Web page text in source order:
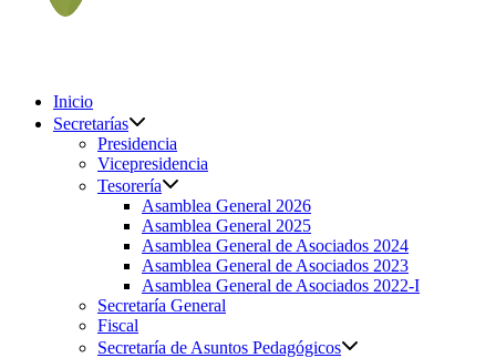
Inicio
Secretarías
Presidencia
Vicepresidencia
Tesorería
Asamblea General 2026
Asamblea General 2025
Asamblea General de Asociados 2024
Asamblea General de Asociados 2023
Asamblea General de Asociados 2022-I
Secretaría General
Fiscal
Secretaría de Asuntos Pedagógicos